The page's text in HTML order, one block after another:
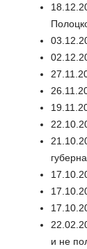
и не